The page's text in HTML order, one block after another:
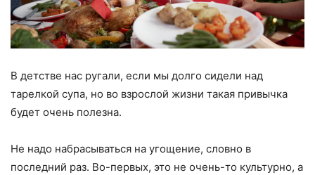
В детстве нас ругали, если мы долго сидели над
тарелкой супа, но во взрослой жизни такая привычка
будет очень полезна.
Не надо набрасываться на угощение, словно в
последний раз. Во-первых, это не очень-то культурно, а